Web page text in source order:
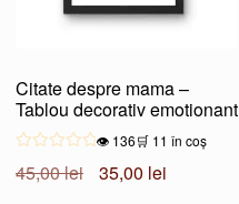
Citate despre mama –
Tablou decorativ emotionant
👁️ 136🛒 11 în coș
45,00lei
Prețul
35,00 leiPrețul